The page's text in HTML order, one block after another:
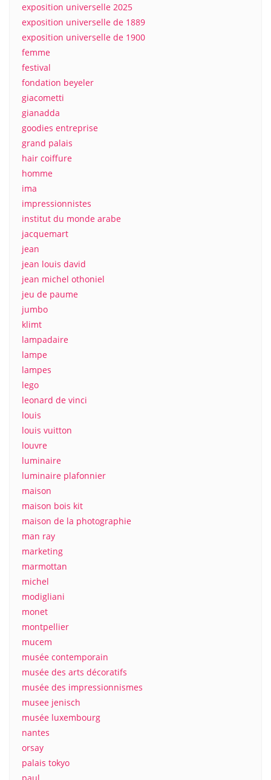
exposition universelle 2025
exposition universelle de 1889
exposition universelle de 1900
femme
festival
fondation beyeler
giacometti
gianadda
goodies entreprise
grand palais
hair coiffure
homme
ima
impressionnistes
institut du monde arabe
jacquemart
jean
jean louis david
jean michel othoniel
jeu de paume
jumbo
klimt
lampadaire
lampe
lampes
lego
leonard de vinci
louis
louis vuitton
louvre
luminaire
luminaire plafonnier
maison
maison bois kit
maison de la photographie
man ray
marketing
marmottan
michel
modigliani
monet
montpellier
mucem
musée contemporain
musée des arts décoratifs
musée des impressionnismes
musee jenisch
musée luxembourg
nantes
orsay
palais tokyo